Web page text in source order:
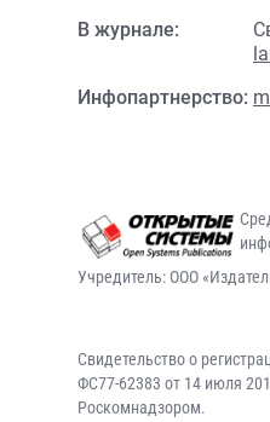
В журнале:
Инфопартнерство:
Учредитель: ООО
Свидетельство о
ФС77-62383 от 14 июля
Роскомнадзором.